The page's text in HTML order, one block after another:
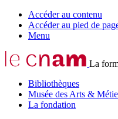
Accéder au contenu
Accéder au pied de
Menu
La
Bibliothèques
Musée des Arts &
La fondation